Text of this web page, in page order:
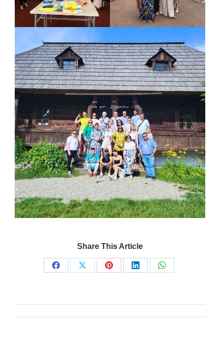
Share This Article
Share
Share
Share
Share
Share
Post